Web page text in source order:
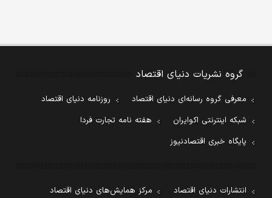
گروه نشریات دنیای اقتصاد
معرفی گروه رسانه‌ای دنیای اقتصاد
روزنامه دنیای اقتصاد
شبکه اینترنتی اکوایران
هفته نامه تجارت فردا
پایگاه خبری اقتصادنیوز
انتشارات دنیای اقتصاد
مرکز همایش‌های دنیای اقتصاد